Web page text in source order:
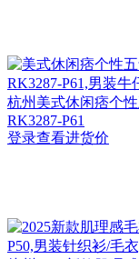
杭州 美式休闲痞个
RK3287-P61
登录查看进货价